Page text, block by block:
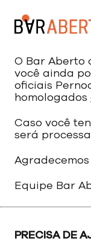
O Bar Aberto
você ainda
oficiais
homologados
Caso você
será
Equipe Bar
PRECISA DE